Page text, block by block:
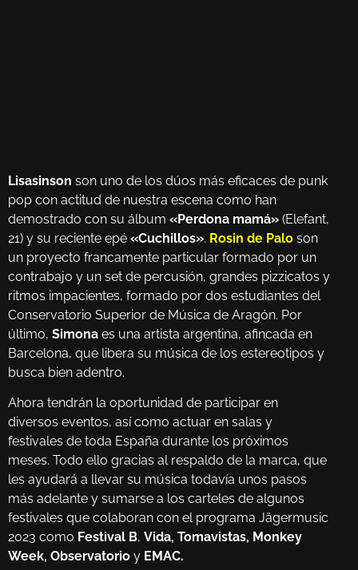
Lisasinson son uno de los dúos más eficaces de punk
pop con actitud de nuestra escena como han
demostrado con su álbum «Perdona mamá» (Elefant,
21) y su reciente epé «Cuchillos». Rosin de Palo son
un proyecto francamente particular formado por un
contrabajo y un set de percusión, grandes pizzicatos y
ritmos impacientes, formado por dos estudiantes del
Conservatorio Superior de Música de Aragón. Por
último, Simona es una artista argentina, afincada en
Barcelona, que libera su música de los estereotipos y
busca bien adentro.
Ahora tendrán la oportunidad de participar en
diversos eventos, así como actuar en salas y
festivales de toda España durante los próximos
meses. Todo ello gracias al respaldo de la marca, que
les ayudará a llevar su música todavía unos pasos
más adelante y sumarse a los carteles de algunos
festivales que colaboran con el programa Jägermusic
2023 como Festival B, Vida, Tomavistas, Monkey
Week, Observatorio y EMAC.